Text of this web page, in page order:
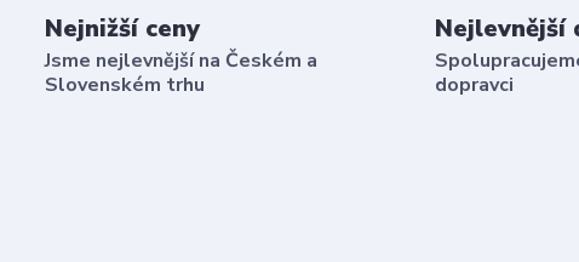
Nejnižší ceny
Jsme nejlevnější na Českém a
Slovenském trhu
Nejlevnější
dopravci